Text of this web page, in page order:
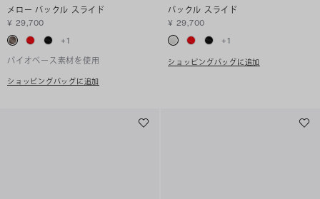
メロー バックル スライド
¥ 29,700
+1
バイオベース素材を使用
ショッピングバッグに追加
バックル スライド
¥ 29,700
+1
ショッピングバッグに追加